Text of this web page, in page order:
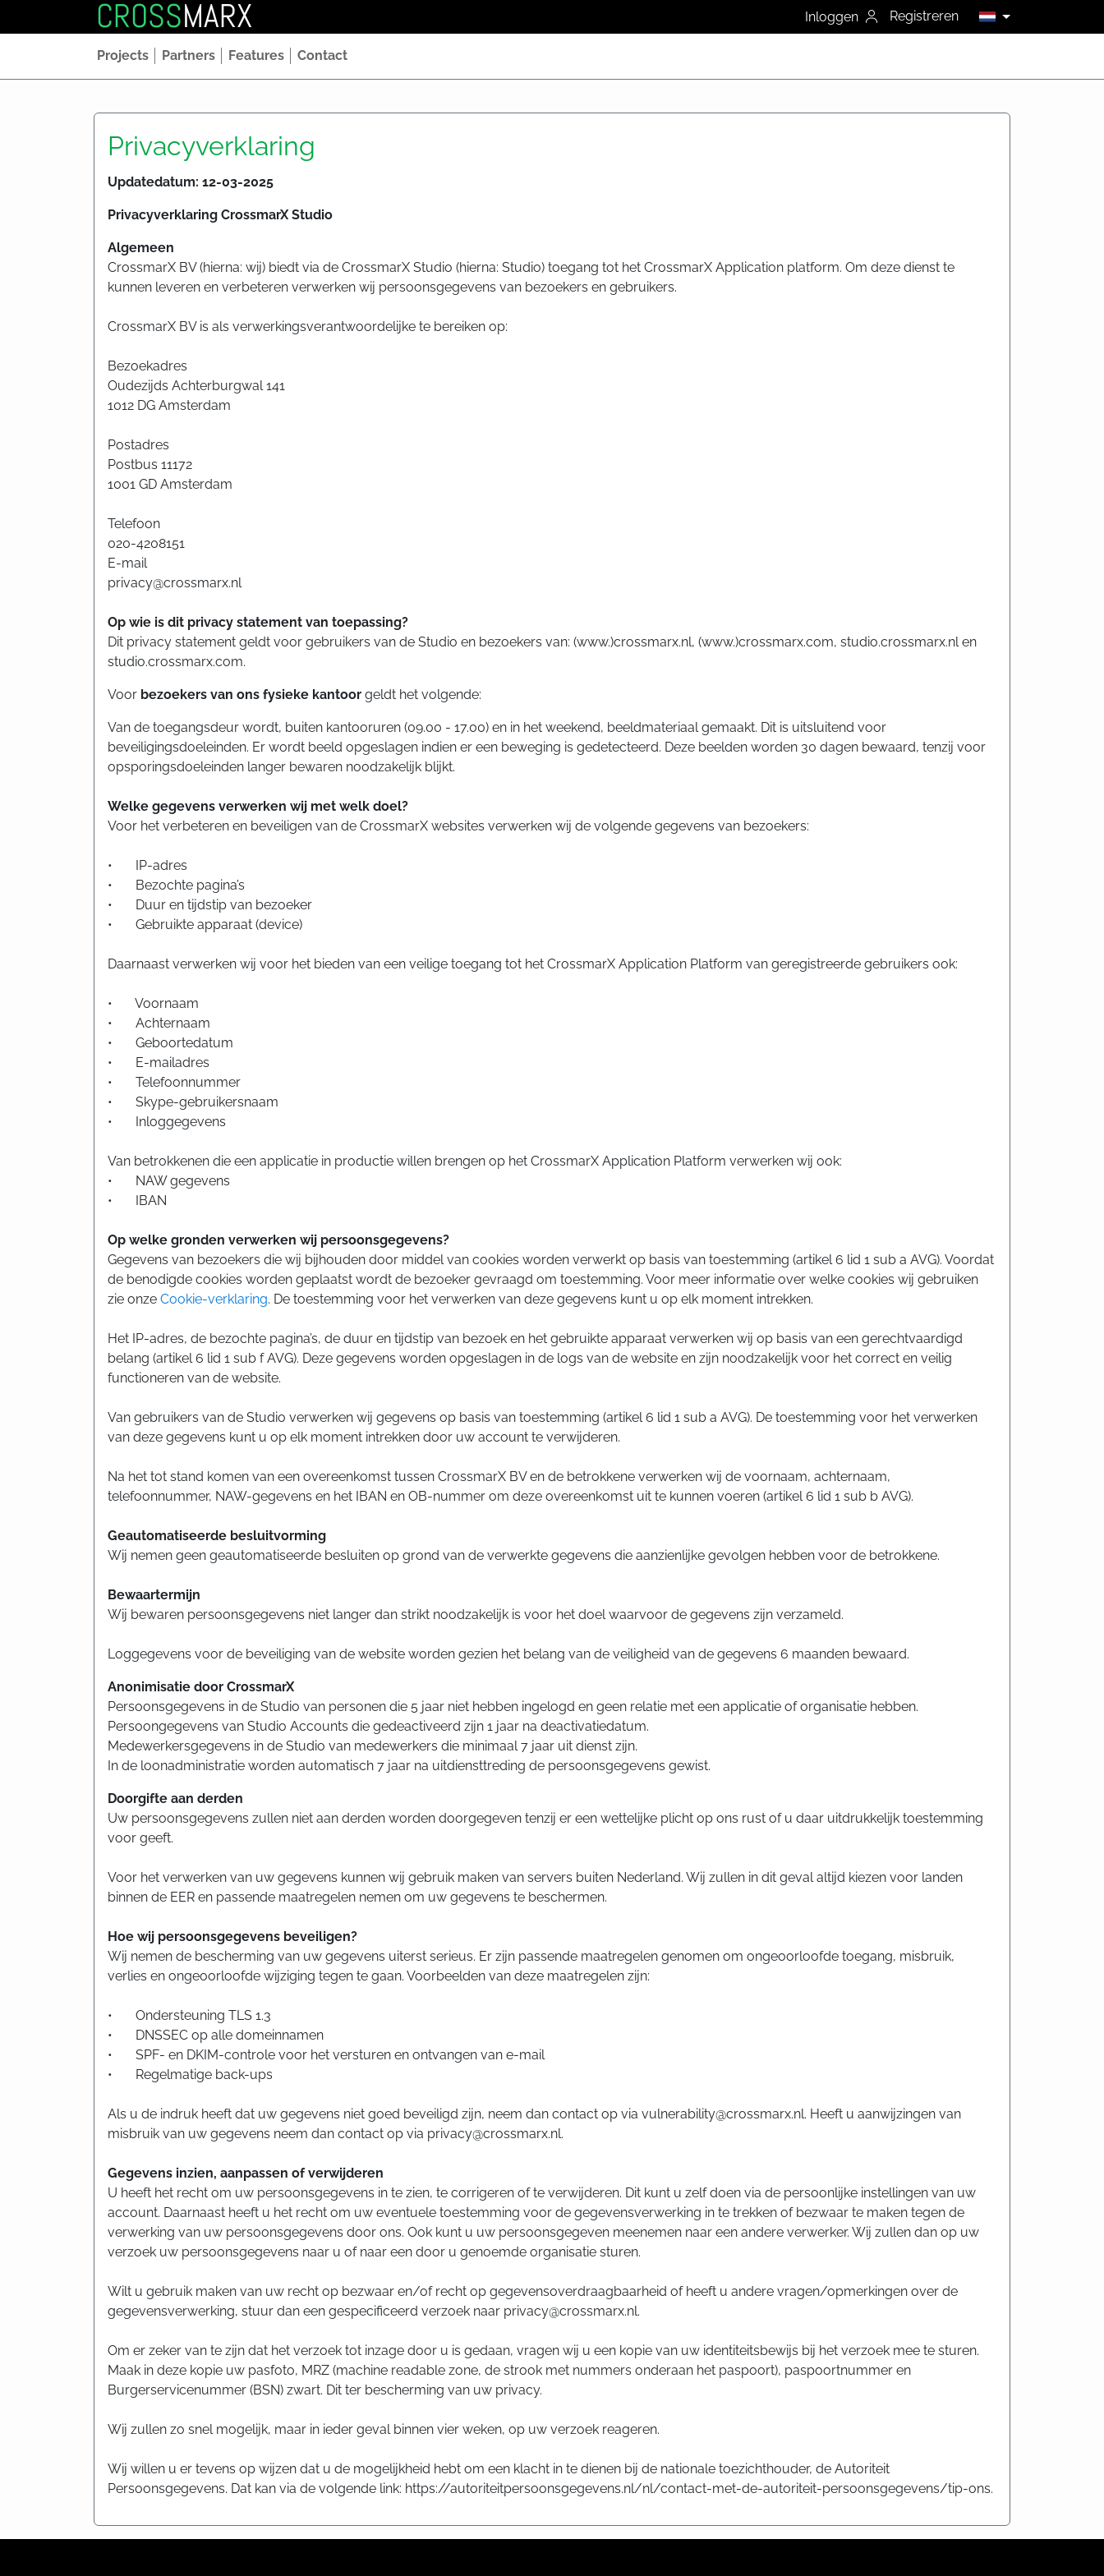
CROSSMARX Inloggen Registreren
Projects Partners Features Contact
Privacyverklaring
Updatedatum: 12-03-2025
Privacyverklaring CrossmarX Studio
Algemeen
CrossmarX BV (hierna: wij) biedt via de CrossmarX Studio (hierna: Studio) toegang tot het CrossmarX Application platform. Om deze dienst te
kunnen leveren en verbeteren verwerken wij persoonsgegevens van bezoekers en gebruikers.
CrossmarX BV is als verwerkingsverantwoordelijke te bereiken op:
Bezoekadres
Oudezijds Achterburgwal 141
1012 DG Amsterdam
Postadres
Postbus 11172
1001 GD Amsterdam
Telefoon
020-4208151
E-mail
privacy@crossmarx.nl
Op wie is dit privacy statement van toepassing?
Dit privacy statement geldt voor gebruikers van de Studio en bezoekers van: (www.)crossmarx.nl, (www.)crossmarx.com, studio.crossmarx.nl en
studio.crossmarx.com.
Voor bezoekers van ons fysieke kantoor geldt het volgende:
Van de toegangsdeur wordt, buiten kantooruren (09.00 - 17.00) en in het weekend, beeldmateriaal gemaakt. Dit is uitsluitend voor
beveiligingsdoeleinden. Er wordt beeld opgeslagen indien er een beweging is gedetecteerd. Deze beelden worden 30 dagen bewaard, tenzij voor
opsporingsdoeleinden langer bewaren noodzakelijk blijkt.
Welke gegevens verwerken wij met welk doel?
Voor het verbeteren en beveiligen van de CrossmarX websites verwerken wij de volgende gegevens van bezoekers:
• IP-adres
• Bezochte pagina’s
• Duur en tijdstip van bezoeker
• Gebruikte apparaat (device)
Daarnaast verwerken wij voor het bieden van een veilige toegang tot het CrossmarX Application Platform van geregistreerde gebruikers ook:
• Voornaam
• Achternaam
• Geboortedatum
• E-mailadres
• Telefoonnummer
• Skype-gebruikersnaam
• Inloggegevens
Van betrokkenen die een applicatie in productie willen brengen op het CrossmarX Application Platform verwerken wij ook:
• NAW gegevens
• IBAN
Op welke gronden verwerken wij persoonsgegevens?
Gegevens van bezoekers die wij bijhouden door middel van cookies worden verwerkt op basis van toestemming (artikel 6 lid 1 sub a AVG). Voordat
de benodigde cookies worden geplaatst wordt de bezoeker gevraagd om toestemming. Voor meer informatie over welke cookies wij gebruiken
zie onze Cookie-verklaring. De toestemming voor het verwerken van deze gegevens kunt u op elk moment intrekken.
Het IP-adres, de bezochte pagina’s, de duur en tijdstip van bezoek en het gebruikte apparaat verwerken wij op basis van een gerechtvaardigd
belang (artikel 6 lid 1 sub f AVG). Deze gegevens worden opgeslagen in de logs van de website en zijn noodzakelijk voor het correct en veilig
functioneren van de website.
Van gebruikers van de Studio verwerken wij gegevens op basis van toestemming (artikel 6 lid 1 sub a AVG). De toestemming voor het verwerken
van deze gegevens kunt u op elk moment intrekken door uw account te verwijderen.
Na het tot stand komen van een overeenkomst tussen CrossmarX BV en de betrokkene verwerken wij de voornaam, achternaam,
telefoonnummer, NAW-gegevens en het IBAN en OB-nummer om deze overeenkomst uit te kunnen voeren (artikel 6 lid 1 sub b AVG).
Geautomatiseerde besluitvorming
Wij nemen geen geautomatiseerde besluiten op grond van de verwerkte gegevens die aanzienlijke gevolgen hebben voor de betrokkene.
Bewaartermijn
Wij bewaren persoonsgegevens niet langer dan strikt noodzakelijk is voor het doel waarvoor de gegevens zijn verzameld.
Loggegevens voor de beveiliging van de website worden gezien het belang van de veiligheid van de gegevens 6 maanden bewaard.
Anonimisatie door CrossmarX
Persoonsgegevens in de Studio van personen die 5 jaar niet hebben ingelogd en geen relatie met een applicatie of organisatie hebben.
Persoongegevens van Studio Accounts die gedeactiveerd zijn 1 jaar na deactivatiedatum.
Medewerkersgegevens in de Studio van medewerkers die minimaal 7 jaar uit dienst zijn.
In de loonadministratie worden automatisch 7 jaar na uitdiensttreding de persoonsgegevens gewist.
Doorgifte aan derden
Uw persoonsgegevens zullen niet aan derden worden doorgegeven tenzij er een wettelijke plicht op ons rust of u daar uitdrukkelijk toestemming
voor geeft.
Voor het verwerken van uw gegevens kunnen wij gebruik maken van servers buiten Nederland. Wij zullen in dit geval altijd kiezen voor landen
binnen de EER en passende maatregelen nemen om uw gegevens te beschermen.
Hoe wij persoonsgegevens beveiligen?
Wij nemen de bescherming van uw gegevens uiterst serieus. Er zijn passende maatregelen genomen om ongeoorloofde toegang, misbruik,
verlies en ongeoorloofde wijziging tegen te gaan. Voorbeelden van deze maatregelen zijn:
• Ondersteuning TLS 1.3
• DNSSEC op alle domeinnamen
• SPF- en DKIM-controle voor het versturen en ontvangen van e-mail
• Regelmatige back-ups
Als u de indruk heeft dat uw gegevens niet goed beveiligd zijn, neem dan contact op via vulnerability@crossmarx.nl. Heeft u aanwijzingen van
misbruik van uw gegevens neem dan contact op via privacy@crossmarx.nl.
Gegevens inzien, aanpassen of verwijderen
U heeft het recht om uw persoonsgegevens in te zien, te corrigeren of te verwijderen. Dit kunt u zelf doen via de persoonlijke instellingen van uw
account. Daarnaast heeft u het recht om uw eventuele toestemming voor de gegevensverwerking in te trekken of bezwaar te maken tegen de
verwerking van uw persoonsgegevens door ons. Ook kunt u uw persoonsgegeven meenemen naar een andere verwerker. Wij zullen dan op uw
verzoek uw persoonsgegevens naar u of naar een door u genoemde organisatie sturen.
Wilt u gebruik maken van uw recht op bezwaar en/of recht op gegevensoverdraagbaarheid of heeft u andere vragen/opmerkingen over de
gegevensverwerking, stuur dan een gespecificeerd verzoek naar privacy@crossmarx.nl.
Om er zeker van te zijn dat het verzoek tot inzage door u is gedaan, vragen wij u een kopie van uw identiteitsbewijs bij het verzoek mee te sturen.
Maak in deze kopie uw pasfoto, MRZ (machine readable zone, de strook met nummers onderaan het paspoort), paspoortnummer en
Burgerservicenummer (BSN) zwart. Dit ter bescherming van uw privacy.
Wij zullen zo snel mogelijk, maar in ieder geval binnen vier weken, op uw verzoek reageren.
Wij willen u er tevens op wijzen dat u de mogelijkheid hebt om een klacht in te dienen bij de nationale toezichthouder, de Autoriteit
Persoonsgegevens. Dat kan via de volgende link: https://autoriteitpersoonsgegevens.nl/nl/contact-met-de-autoriteit-persoonsgegevens/tip-ons.